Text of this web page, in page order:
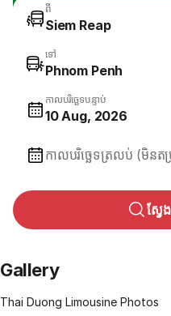
ពី
Siem Reap
ទៅ
Phnom Penh
កាលបរិច្ឆេទបន្ទាប់
10 Aug, 2026
កាលបរិច្ឆេទត្រលប់ (មិនតម្
ស្វែ
Gallery
Thai Duong Limousine Photos